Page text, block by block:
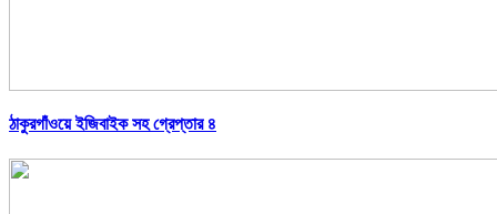
ঠাকুরগাঁওয়ে ইজিবাইক সহ গ্রেপ্তার ৪